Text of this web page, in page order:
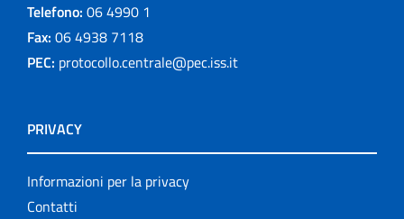
Telefono: 06 4990 1
Fax: 06 4938 7118
PEC: protocollo.centrale@pec.iss.it
PRIVACY
Informazioni per la privacy
Contatti